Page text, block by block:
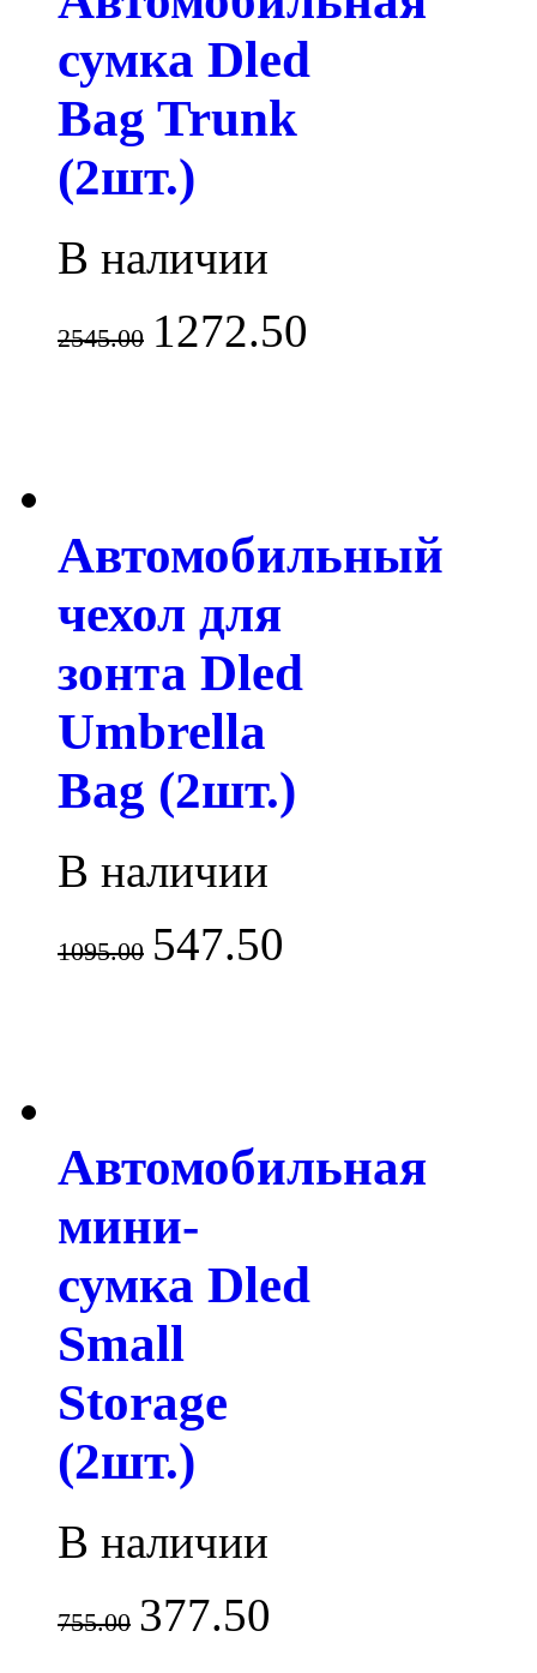
сумка Dled
Bag Trunk
(2шт.)
В наличии
2545.00 1272.50
Автомобильный
чехол для
зонта Dled
Umbrella
Bag (2шт.)
В наличии
1095.00 547.50
Автомобильная
мини-
сумка Dled
Small
Storage
(2шт.)
В наличии
755.00 377.50